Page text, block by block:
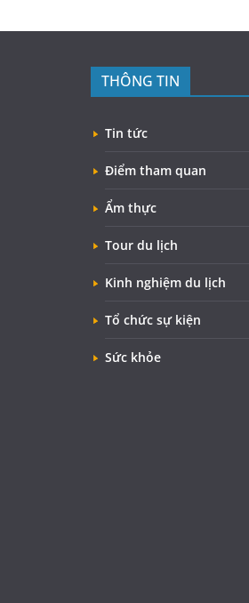
THÔNG TIN
Tin tức
Điểm tham quan
Ẩm thực
Tour du lịch
Kinh nghiệm du lịch
Tổ chức sự kiện
Sức khỏe